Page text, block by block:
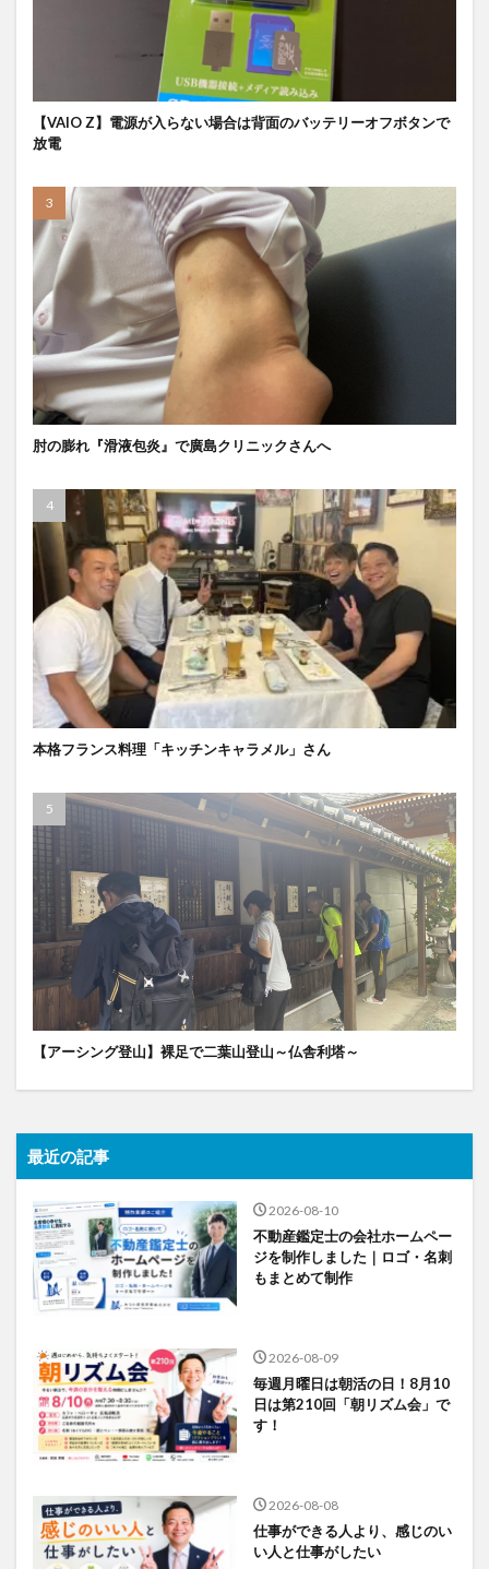
【VAIO Z】電源が入らない場合は背面のバッテリーオフボタンで
放電
肘の膨れ『滑液包炎』で廣島クリニックさんへ
本格フランス料理「キッチンキャラメル」さん
【アーシング登山】裸足で二葉山登山～仏舎利塔～
最近の記事
2026-08-10
不動産鑑定士の会社ホームペー
ジを制作しました｜ロゴ・名刺
もまとめて制作
2026-08-09
毎週月曜日は朝活の日！8月10
日は第210回「朝リズム会」で
す！
2026-08-08
仕事ができる人より、感じのい
い人と仕事がしたい